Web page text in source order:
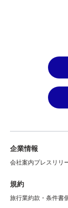
企業情報
会社案内プレスリリ
規約
旅行業約款・条件書